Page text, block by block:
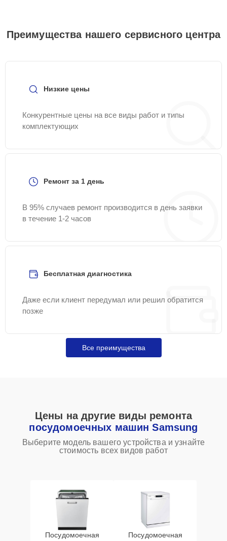
Преимущества нашего сервисного центра
Низкие цены
Конкурентные цены на все виды работ и типы
комплектующих
Ремонт за 1 день
В 95% случаев ремонт производится в день заявки
в течение 1-2 часов
Бесплатная диагностика
Даже если клиент передумал или решил обратится
позже
Все преимущества
Цены на другие виды ремонта
посудомоечных машин Samsung
Выберите модель вашего устройства и узнайте
стоимость всех видов работ
Посудомоечная
Посудомоечная